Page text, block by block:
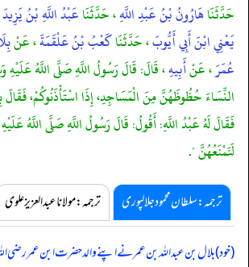
حَدَّثَنَاهَارُونُ بْنُ عَبْدِ اللَّهِ، حَدَّثَنَاعَبْدُ اللَّهِ بْنُ
يَعْنِي ابْنَ أَبِي أَيُّوبَ، حَدَّثَنَاكَعْبُ بْنُ عَلْقَمَةَ، عَنْ
عُمَرَ، عَنْأَبِيهِ، قَالَ: قَالَ رَسُولُ اللَّهِ صَلَّى اللَّهُ عَلَيْهِ
النِّسَاءَ حُظُوظَهُنَّ مِنَ الْمَسَاجِدِ، إِذَا اسْتَأْذَنُوكُمْ، فَقَالَ
فَقَالَ لَهُ عَبْدُ اللَّهِ: أَقُولُ: قَالَ رَسُولُ اللَّهِ صَلَّى اللَّهُ
لَنَمْنَعُهُنَّ ".
ترجمہ:سلطان محمود جلالپوری ترجمہ:مولانا عبدالعزیز علوی
(خود) بلال بن عبداللہ بن عمر نے اپنے والد حضرت ابن عمر رضی